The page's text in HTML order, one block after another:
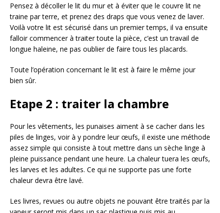
Pensez à décoller le lit du mur et à éviter que le couvre lit ne
traine par terre, et prenez des draps que vous venez de laver.
Voilà votre lit est sécurisé dans un premier temps, il va ensuite
falloir commencer à traiter toute la pièce, c’est un travail de
longue haleine, ne pas oublier de faire tous les placards.
Toute l’opération concernant le lit est à faire le même jour
bien sûr.
Etape 2 : traiter la chambre
Pour les vêtements, les punaises aiment à se cacher dans les
piles de linges, voir à y pondre leur œufs, il existe une méthode
assez simple qui consiste à tout mettre dans un sèche linge à
pleine puissance pendant une heure. La chaleur tuera les œufs,
les larves et les adultes. Ce qui ne supporte pas une forte
chaleur devra être lavé.
Les livres, revues ou autre objets ne pouvant être traités par la